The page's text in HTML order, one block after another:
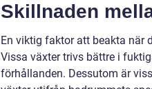
Skillnaden
En viktig faktor att beakta när
Vissa växter trivs bättre i
förhållanden. Dessutom är